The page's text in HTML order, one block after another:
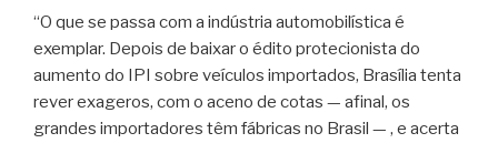
“O que se passa com a indústria automobilística é
exemplar. Depois de baixar o édito protecionista do
aumento do IPI sobre veículos importados, Brasília tenta
rever exageros, com o aceno de cotas — afinal, os
grandes importadores têm fábricas no Brasil — , e acerta